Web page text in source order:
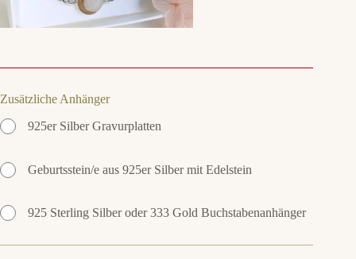
Zusätzliche Anhänger
925er Silber Gravurplatten
Geburtsstein/e aus 925er Silber mit Edelstein
925 Sterling Silber oder 333 Gold Buchstabenanhänger